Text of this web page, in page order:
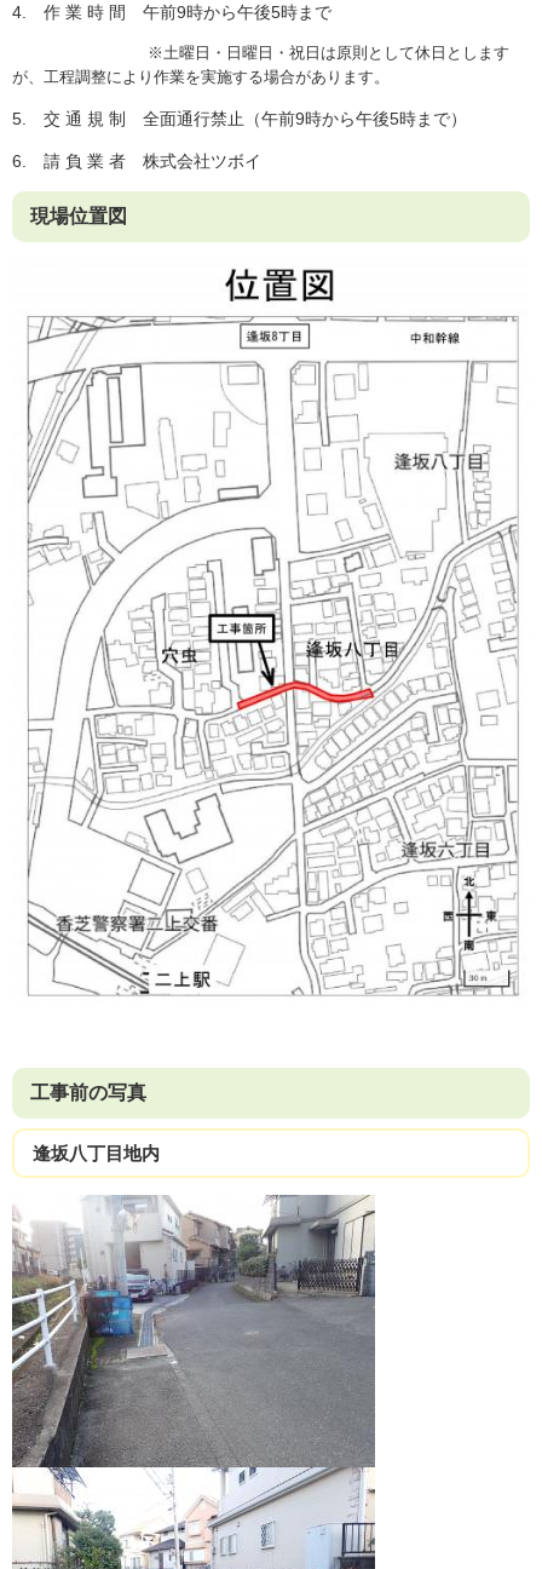
4. 作 業 時 間 午前9時から午後5時まで
※土曜日・日曜日・祝日は原則として休日とします
が、工程調整により作業を実施する場合があります。
5. 交 通 規 制 全面通行禁止（午前9時から午後5時まで）
6. 請 負 業 者 株式会社ツボイ
現場位置図
工事前の写真
逢坂八丁目地内